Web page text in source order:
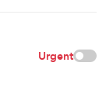
Urgent